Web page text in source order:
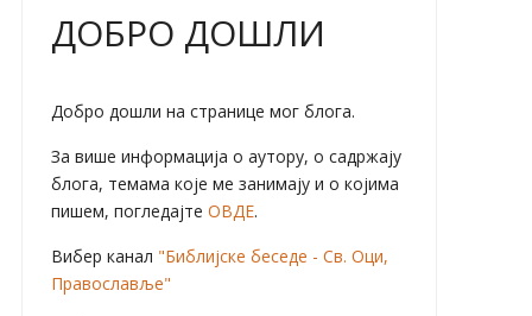
ДОБРО ДОШЛИ
Добро дошли на странице мог блога.
За више информација о аутору, о садржају
блога, темама које ме занимају и о којима
пишем, погледајте ОВДЕ.
Вибер канал "Библијске беседе - Св. Оци,
Православље"